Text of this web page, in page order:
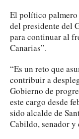
El político palmero
del presidente del
para continuar al
Canarias”.
“Es un reto que
contribuir a
Gobierno de
este cargo desde
sido alcalde de
Cabildo, senador